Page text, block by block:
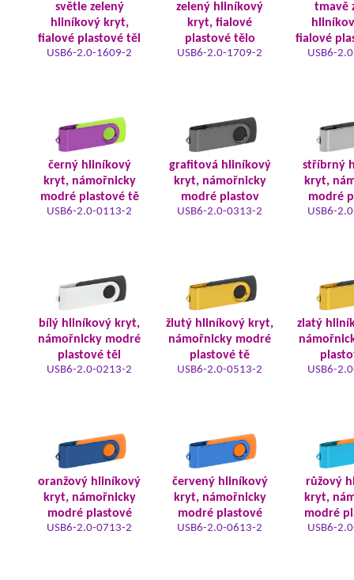
světle zelený
hliníkový kryt,
fialové plastové těl
USB6-2.0-1609-2
zelený hliníkový
kryt, fialové
plastové tělo
USB6-2.0-1709-2
tmavě
fialové
USB6-
černý hliníkový
kryt, námořnicky
modré plastové tě
USB6-2.0-0113-2
grafitová hliníkový
kryt, námořnicky
modré plastov
USB6-2.0-0313-2
stříbrný
kryt,
modré
USB6-
bílý hliníkový kryt,
námořnicky modré
plastové těl
USB6-2.0-0213-2
žlutý hliníkový kryt,
námořnicky modré
plastové tě
USB6-2.0-0513-2
zlatý
USB6-
oranžový hliníkový
kryt, námořnicky
modré plastové
USB6-2.0-0713-2
červený hliníkový
kryt, námořnicky
modré plastové
USB6-2.0-0613-2
růžový
kryt,
modré
USB6-